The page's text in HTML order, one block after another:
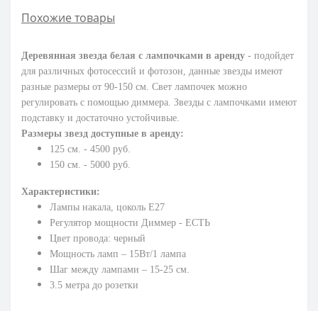
Похожие товары
Деревянная звезда белая с лампочками в аренду - подойдет
для различных фотосессий и фотозон, данные звезды имеют
разные размеры от 90-150 см. Свет лампочек можно
регулировать с помощью диммера. Звезды с лампочками имеют
подставку и достаточно устойчивые.
Размеры звезд доступные в аренду:
125 см. - 4500 руб.
150 см. - 5000 руб.
Характеристики:
Лампы накала, цоколь Е27
Регулятор мощности Диммер - ЕСТЬ
Цвет провода: черный
Мощность ламп – 15Вт/1 лампа
Шаг между лампами – 15-25 см.
3.5 метра до розетки